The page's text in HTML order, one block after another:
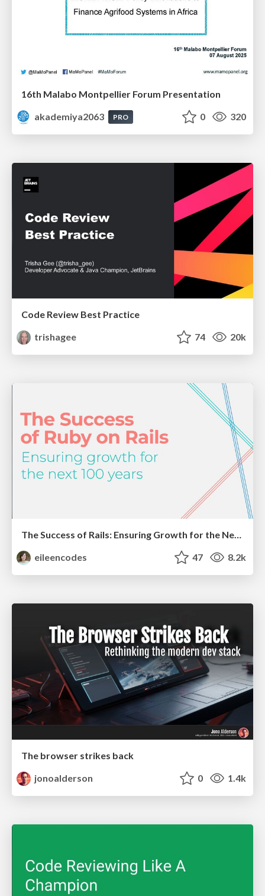
16th Malabo Montpellier Forum Presentation
akademiya2063
PRO 0 320
Code Review Best Practice
trishagee
74 20k
The Success of Rails: Ensuring Growth for the Next 100 Years
eileencodes
47 8.2k
The browser strikes back
jonoalderson
0 1.4k